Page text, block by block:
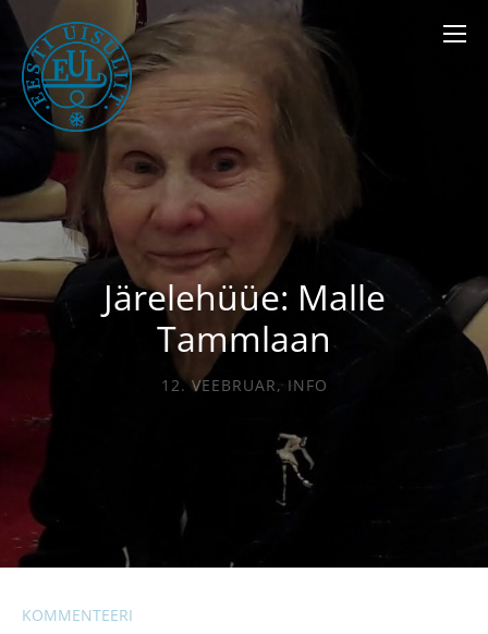
Järelehüüe: Malle
Tammlaan
12. VEEBRUAR, INFO
KOMMENTEERI